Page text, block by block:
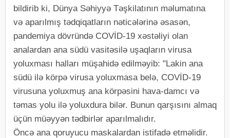
bildirib ki, Dünya Səhiyyə Təşkilatının məlumatına
və aparılmış tədqiqatların nəticələrinə əsasən,
pandemiya dövründə COVİD-19 xəstəliyi olan
analardan ana südü vasitəsilə uşaqların virusa
yoluxması halları müşahidə edilməyib: "Lakin ana
südü ilə körpə virusa yoluxmasa belə, COVİD-19
virusuna yoluxmuş ana körpəsini hava-damcı və
təmas yolu ilə yoluxdura bilər. Bunun qarşısını almaq
üçün müəyyən tədbirlər aparılmalıdır.
Öncə ana qoruyucu maskalardan istifadə etməlidir.